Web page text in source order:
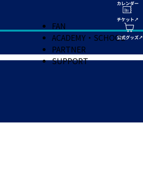
FAN
ACADEMY・SCHOOL
PARTNER
SUPPORT